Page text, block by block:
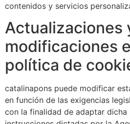
contenidos y servicios
Actualizaciones
modificaciones
política de
catalinapons puede modificar
en función de las exigencias
con la finalidad de adaptar dicha